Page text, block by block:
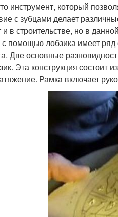
инструмент, который
с зубцами делает
и в строительстве, но в
помощью лобзика имеет ряд
Две основные
Эта конструкция состоит
Рамка включает